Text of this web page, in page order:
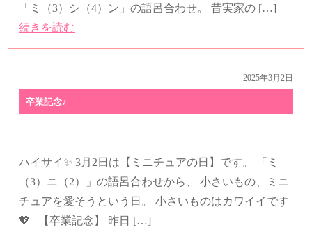
日米航空協定により世界一周路線が持てなかったが、
羽田発西回り便の開設で、アメリカ、イギリス、オ
[…]
続きを読む
2025年3月4日